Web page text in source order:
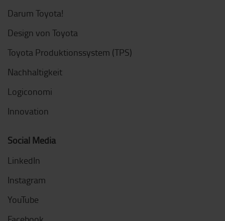
Darum Toyota!
Design von Toyota
Toyota Produktionssystem (TPS)
Nachhaltigkeit
Logiconomi
Innovation
Social Media
LinkedIn
Instagram
YouTube